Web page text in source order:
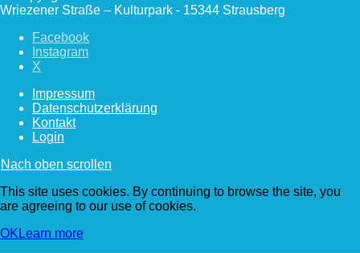
Wriezener Straße – Kulturpark - 15344 Strausberg
Facebook
Instagram
X
Impressum
Datenschutzerklärung
Kontakt
Login
Nach oben scrollen
This site uses cookies. By continuing to browse the site, you
are agreeing to our use of cookies.
OK Learn more